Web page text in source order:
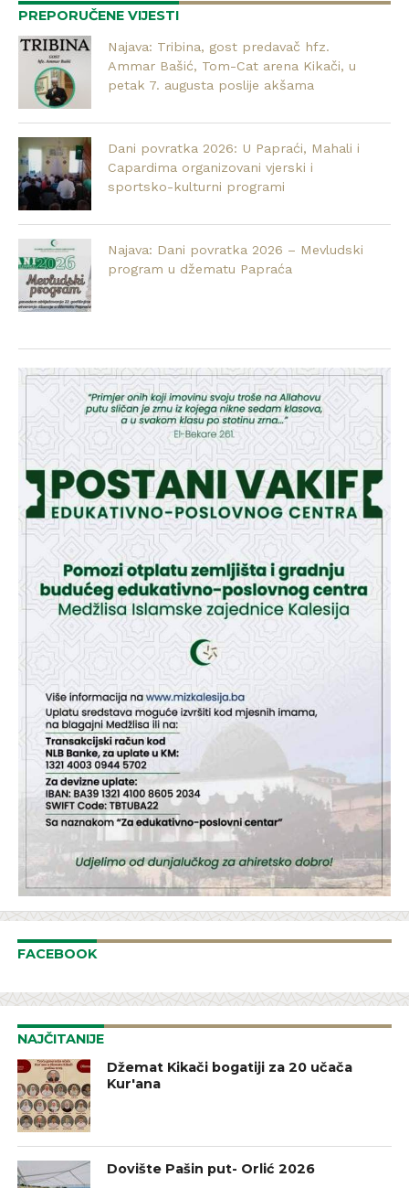
PREPORUČENE VIJESTI
Najava: Tribina, gost predavač hfz.
Ammar Bašić, Tom-Cat arena Kikači, u
petak 7. augusta poslije akšama
Dani povratka 2026: U Papraći, Mahali i
Capardima organizovani vjerski i
sportsko-kulturni programi
Najava: Dani povratka 2026 – Mevludski
program u džematu Papraća
FACEBOOK
NAJČITANIJE
Džemat Kikači bogatiji za 20 učača
Kur'ana
Dovište Pašin put- Orlić 2026